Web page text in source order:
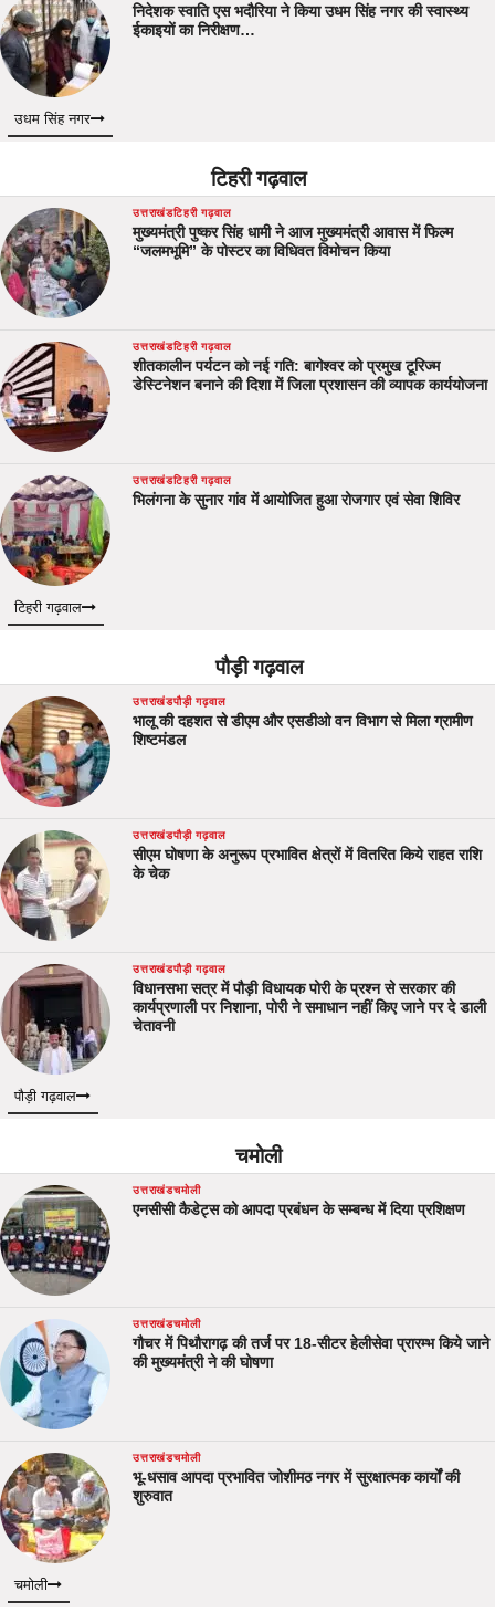
निदेशक स्वाति एस भदौरिया ने किया उधम सिंह नगर की स्वास्थ्य
ईकाइयों का निरीक्षण…
उधम सिंह नगर
टिहरी गढ़वाल
उत्तराखंडटिहरी गढ़वाल
मुख्यमंत्री पुष्कर सिंह धामी ने आज मुख्यमंत्री आवास में फिल्म
“जलमभूमि” के पोस्टर का विधिवत विमोचन किया
उत्तराखंडटिहरी गढ़वाल
शीतकालीन पर्यटन को नई गति: बागेश्वर को प्रमुख टूरिज्म
डेस्टिनेशन बनाने की दिशा में जिला प्रशासन की व्यापक कार्ययोजना
उत्तराखंडटिहरी गढ़वाल
भिलंगना के सुनार गांव में आयोजित हुआ रोजगार एवं सेवा शिविर
टिहरी गढ़वाल
पौड़ी गढ़वाल
उत्तराखंडपौड़ी गढ़वाल
भालू की दहशत से डीएम और एसडीओ वन विभाग से मिला ग्रामीण
शिष्टमंडल
उत्तराखंडपौड़ी गढ़वाल
सीएम घोषणा के अनुरूप प्रभावित क्षेत्रों में वितरित किये राहत राशि
के चेक
उत्तराखंडपौड़ी गढ़वाल
विधानसभा सत्र में पौड़ी विधायक पोरी के प्रश्न से सरकार की
कार्यप्रणाली पर निशाना, पोरी ने समाधान नहीं किए जाने पर दे डाली
चेतावनी
पौड़ी गढ़वाल
चमोली
उत्तराखंडचमोली
एनसीसी कैडेट्स को आपदा प्रबंधन के सम्बन्ध में दिया प्रशिक्षण
उत्तराखंडचमोली
गौचर में पिथौरागढ़ की तर्ज पर 18-सीटर हेलीसेवा प्रारम्भ किये जाने
की मुख्यमंत्री ने की घोषणा
उत्तराखंडचमोली
भू-धसाव आपदा प्रभावित जोशीमठ नगर में सुरक्षात्मक कार्यों की
शुरुवात
चमोली